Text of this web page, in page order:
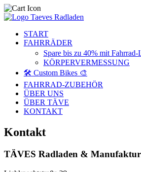
START
FAHRRÄDER
Spare bis zu 40% mit Fahrrad-
KÖRPERVERMESSUNG
🛠️ Custom Bikes 🎨
FAHRRAD-ZUBEHÖR
ÜBER UNS
ÜBER TÄVE
KONTAKT
Kontakt
TÄVES Radladen & Manufaktur